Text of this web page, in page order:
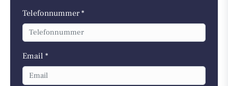
Telefonnummer *
Email *